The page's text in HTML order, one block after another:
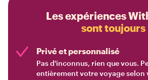
Les expériences
sont toujours
Privé et personnalisé
Pas d'inconnus, rien que vous.
entièrement votre voyage selon